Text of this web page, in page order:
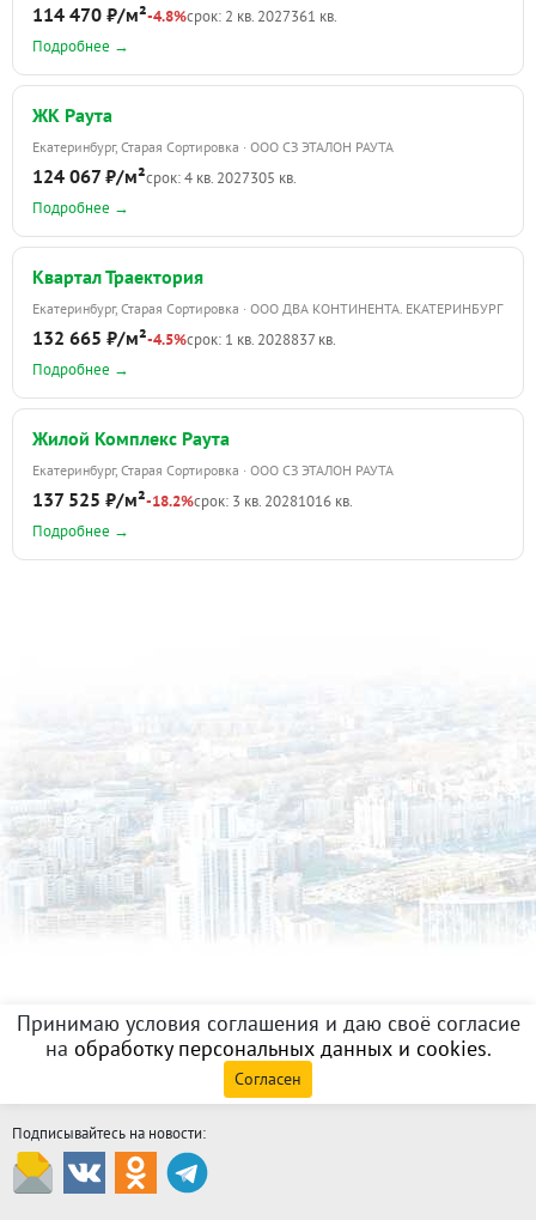
114 470 ₽/м²-4.8%срок: 2 кв. 2027361 кв.
Подробнее →
ЖК Раута
Екатеринбург, Старая Сортировка · ООО СЗ ЭТАЛОН РАУТА
124 067 ₽/м²срок: 4 кв. 2027305 кв.
Подробнее →
Квартал Траектория
Екатеринбург, Старая Сортировка · ООО ДВА КОНТИНЕНТА. ЕКАТЕРИНБУРГ
132 665 ₽/м²-4.5%срок: 1 кв. 2028837 кв.
Подробнее →
Жилой Комплекс Раута
Екатеринбург, Старая Сортировка · ООО СЗ ЭТАЛОН РАУТА
137 525 ₽/м²-18.2%срок: 3 кв. 20281016 кв.
Подробнее →
Принимаю условия соглашения и даю своё согласие
на обработку персональных данных и cookies.
Согласен
Подписывайтесь на новости: